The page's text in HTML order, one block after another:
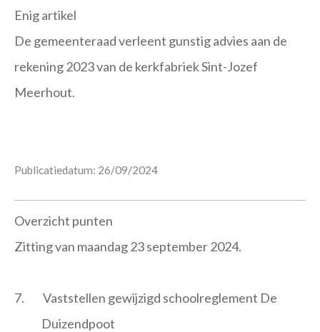
Enig artikel
De gemeenteraad verleent gunstig advies aan de
rekening 2023 van de kerkfabriek Sint-Jozef
Meerhout.
Publicatiedatum: 26/09/2024
Overzicht punten
Zitting van maandag 23 september 2024.
7.
Vaststellen gewijzigd schoolreglement De
Duizendpoot